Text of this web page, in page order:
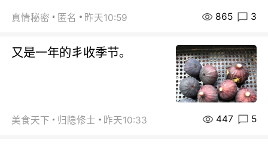
真情秘密 匿名 昨天10:59 865 3
又是一年的丯收季节。
美食天下 归隐修士 昨天10:33 447 5